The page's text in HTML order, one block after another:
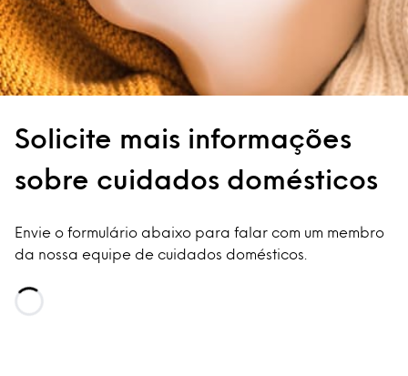
Solicite mais informações
sobre cuidados domésticos
Envie o formulário abaixo para falar com um membro
da nossa equipe de cuidados domésticos.